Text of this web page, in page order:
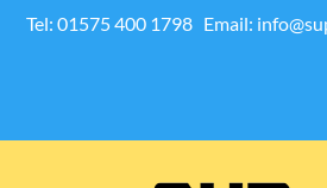
Tel: 01575 400 1798 Email: